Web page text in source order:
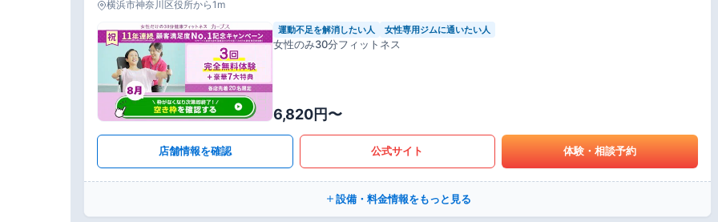
横浜市神奈川区役所から1m
運動不足を解消したい人 女性専用ジムに通いたい人
女性のみ30分フィットネス
6,820円〜
店舗情報を確認 公式サイト 体験・相談予約
設備・料金情報をもっと見る